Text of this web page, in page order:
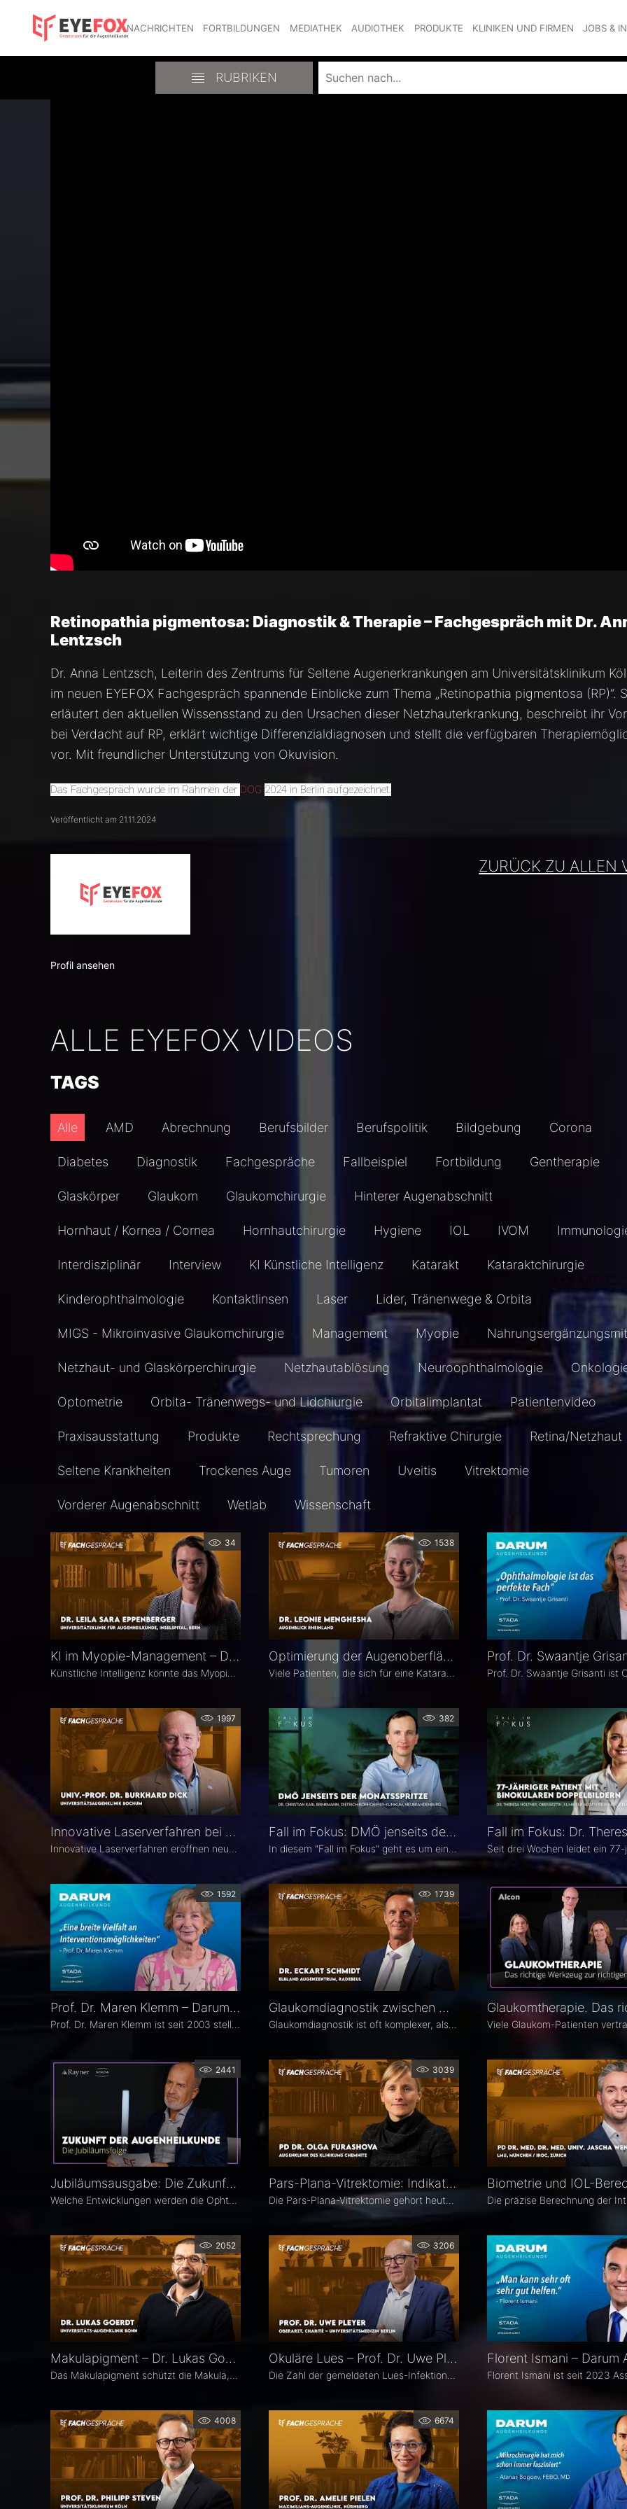
NACHRICHTEN FORTBILDUNGEN MEDIATHEK AUDIOTHEK PRODUKTE KLINIKEN UND FIRMEN JOBS &
RUBRIKEN
Retinopathia pigmentosa: Diagnostik & Therapie – Fachgespräch mit Dr.
Lentzsch
Dr. Anna Lentzsch, Leiterin des Zentrums für Seltene Augenerkrankungen am Universitätsklinikum
im neuen EYEFOX Fachgespräch spannende Einblicke zum Thema „Retinopathia pigmentosa (RP)“.
erläutert den aktuellen Wissensstand zu den Ursachen dieser Netzhauterkrankung, beschreibt ihr
bei Verdacht auf RP, erklärt wichtige Differenzialdiagnosen und stellt die verfügbaren
vor. Mit freundlicher Unterstützung von Okuvision.
Das Fachgespräch wurde im Rahmen der DOG 2024 in Berlin aufgezeichnet.
Veröffentlicht am 21.11.2024
Profil ansehen
ZURÜCK ZU ALLEN
ALLE EYEFOX VIDEOS
TAGS
Alle AMD Abrechnung Berufsbilder Berufspolitik Bildgebung Corona
Diabetes Diagnostik Fachgespräche Fallbeispiel Fortbildung Gentherapie
Glaskörper Glaukom Glaukomchirurgie Hinterer Augenabschnitt
Hornhaut / Kornea / Cornea Hornhautchirurgie Hygiene IOL IVOM
Interdisziplinär Interview KI Künstliche Intelligenz Katarakt Kataraktchirurgie
Kinderophthalmologie Kontaktlinsen Laser Lider, Tränenwege & Orbita
MIGS - Mikroinvasive Glaukomchirurgie Management Myopie
Netzhaut- und Glaskörperchirurgie Netzhautablösung Neuroophthalmologie
Optometrie Orbita- Tränenwegs- und Lidchiurgie Orbitalimplantat Patientenvideo
Praxisausstattung Produkte Rechtsprechung Refraktive Chirurgie Retina/Netzhaut
Seltene Krankheiten Trockenes Auge Tumoren Uveitis Vitrektomie
Vorderer Augenabschnitt Wetlab Wissenschaft
34
KI im Myopie-Management – Dr. Leila Sara Eppenberger
1538
Optimierung der Augenoberfläche vor Katarakt- und Refraktiver Operation – Dr. Leonie Menghesha
1997
Innovative Laserverfahren bei Katarakt und Glaukom – Univ.-Prof. Dr. Burkhard Dick
382
Fall im Fokus: DMÖ jenseits der Monatsspritze – Dr. Christian Karl Brinkmann
1592
Prof. Dr. Maren Klemm – Darum Augenheilkunde
1739
Glaukomdiagnostik zwischen OCT, Augeninnendruck und Gesichtsfeld – Dr. Eckart Schmidt
2441
Jubiläumsausgabe: Die Zukunft der Augenheilkunde – Das 25. Ophthalmologische Quartett
3039
Pars-Plana-Vitrektomie: Indikation, Timing und Technik – PD Dr. Olga Furashova
2052
Makulapigment – Dr. Lukas Goerdt
Das Makulapigment schützt die Makula, indem es blaues Licht filtert und freie Radikale neutralisiert. Warum dieser natürliche Schutzmechanismus für die Augenheilkunde so spannend ist, welche Rolle die optische Dichte des Makulapigments (MPOD) bei Erkrankungen wie AMD und Glaukom spielt und ob Nahrungsergänzungsmittel zur Stabilisierung der MPOD sinnvoll sein können, erklärt Dr. Lukas Goerdt, Assistenzarzt an der Universitätsaugenklinik Bonn.
3206
Okuläre Lues – Prof. Dr. Uwe Pleyer
Die Zahl der gemeldeten Lues-Infektionen in Deutschland ist in den vergangenen Jahren kontinuierlich angestiegen und erreichte 2024 einen neuen Höchststand. Aufgrund des vielgestaltigen klinischen Erscheinungsbildes gilt die okuläre Lues als „Chamäleon der Augenheilkunde" und wird nicht selten erst verzögert diagnostiziert.
4008 6674